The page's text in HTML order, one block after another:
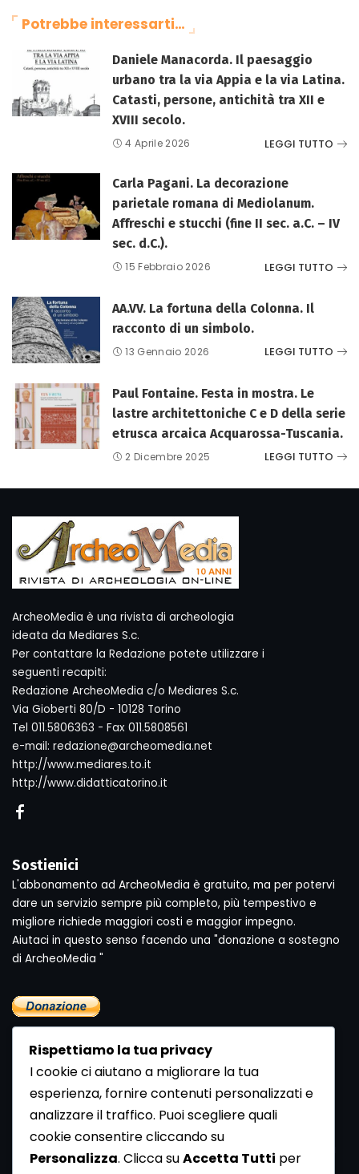
Potrebbe interessarti…
Daniele Manacorda. Il paesaggio
urbano tra la via Appia e la via Latina.
Catasti, persone, antichità tra XII e
XVIII secolo.
4 Aprile 2026 LEGGI TUTTO
Carla Pagani. La decorazione
parietale romana di Mediolanum.
Affreschi e stucchi (fine II sec. a.C. – IV
sec. d.C.).
15 Febbraio 2026 LEGGI TUTTO
AA.VV. La fortuna della Colonna. Il
racconto di un simbolo.
13 Gennaio 2026 LEGGI TUTTO
Paul Fontaine. Festa in mostra. Le
lastre architettoniche C e D della serie
etrusca arcaica Acquarossa-Tuscania.
2 Dicembre 2025 LEGGI TUTTO
ArcheoMedia è una rivista di archeologia
ideata da Mediares S.c.
Per contattare la Redazione potete utilizzare i
seguenti recapiti:
Redazione ArcheoMedia c/o Mediares S.c.
Via Gioberti 80/D - 10128 Torino
Tel 011.5806363 - Fax 011.5808561
e-mail: redazione@archeomedia.net
http://www.mediares.to.it
http://www.didatticatorino.it
Sostienici
L'abbonamento ad ArcheoMedia è gratuito, ma per potervi
dare un servizio sempre più completo, più tempestivo e
migliore richiede maggiori costi e maggior impegno.
Aiutaci in questo senso facendo una "donazione a sostegno
di ArcheoMedia "
Newsletter
Se vuoi ricevere la Rivista gratuita di archeologia realizzata
dalla Redazione di ArcheoMedia iscriviti alla nostra
Rispettiamo la tua privacy
I cookie ci aiutano a migliorare la tua
esperienza, fornire contenuti personalizzati e
analizzare il traffico. Puoi scegliere quali
cookie consentire cliccando su
Personalizza. Clicca suAccetta Tutti per